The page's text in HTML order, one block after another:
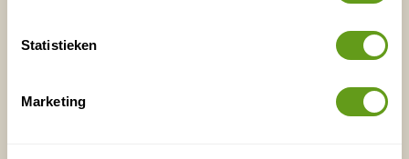
Statistieken
Marketing
Waar ligt je interesse?